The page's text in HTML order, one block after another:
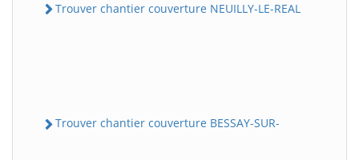
Trouver chantier couverture NEUILLY-LE-REAL
Trouver chantier couverture BESSAY-SUR-